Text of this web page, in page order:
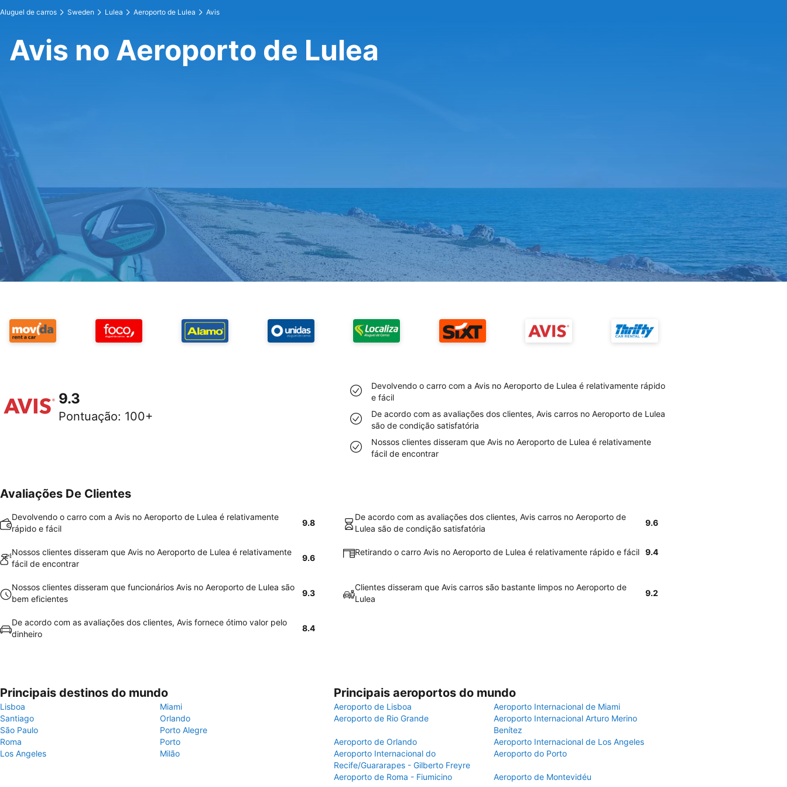
Aluguel de carros Sweden Lulea Aeroporto de Lulea Avis
Avis no Aeroporto de Lulea
9.3
Pontuação: 100+
Devolvendo o carro com a Avis no Aeroporto de Lulea é relativamente rápido
e fácil
De acordo com as avaliações dos clientes, Avis carros no Aeroporto de Lulea
são de condição satisfatória
Nossos clientes disseram que Avis no Aeroporto de Lulea é relativamente
fácil de encontrar
Avaliações De Clientes
Devolvendo o carro com a Avis no Aeroporto de Lulea é relativamente
rápido e fácil
9.8
De acordo com as avaliações dos clientes, Avis carros no Aeroporto de
Lulea são de condição satisfatória
9.6
Nossos clientes disseram que Avis no Aeroporto de Lulea é relativamente
fácil de encontrar
9.6
Retirando o carro Avis no Aeroporto de Lulea é relativamente rápido e fácil 9.4
Nossos clientes disseram que funcionários Avis no Aeroporto de Lulea são
bem eficientes
9.3
Clientes disseram que Avis carros são bastante limpos no Aeroporto de
Lulea
9.2
De acordo com as avaliações dos clientes, Avis fornece ótimo valor pelo
dinheiro
8.4
Principais destinos do mundo
Lisboa
Miami
Santiago
Orlando
São Paulo
Porto Alegre
Roma
Porto
Los Angeles
Milão
Principais aeroportos do mundo
Aeroporto de Lisboa
Aeroporto Internacional de Miami
Aeroporto de Rio Grande
Aeroporto Internacional Arturo Merino
Benítez
Aeroporto de Orlando
Aeroporto Internacional de Los Angeles
Aeroporto Internacional do
Recife/Guararapes - Gilberto Freyre
Aeroporto do Porto
Aeroporto de Roma - Fiumicino Aeroporto de Montevidéu